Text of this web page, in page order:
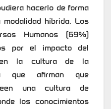
hacerlo de forma
híbrida. Los
Humanos (69%)
por el impacto del
en la cultura de la
que afirman que
una cultura de
los conocimientos